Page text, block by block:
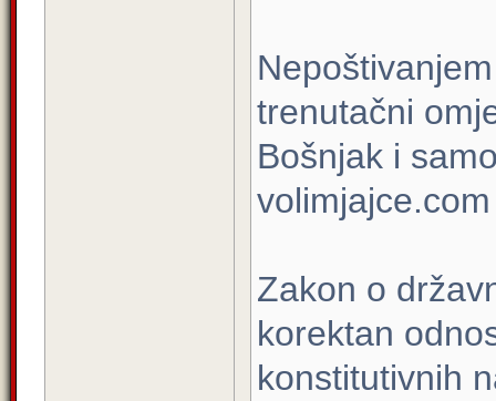
trenutačni
Bošnjak i
volimjajce.com
Zakon o
korektan
konstitutivnih